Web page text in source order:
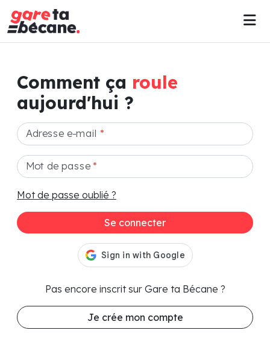
Comment ça roule
aujourd'hui ?
Adresse e-mail *
Mot de passe*
Mot de passe oublié ?
Se connecter
Pas encore inscrit sur Gare ta Bécane ?
Je crée mon compte